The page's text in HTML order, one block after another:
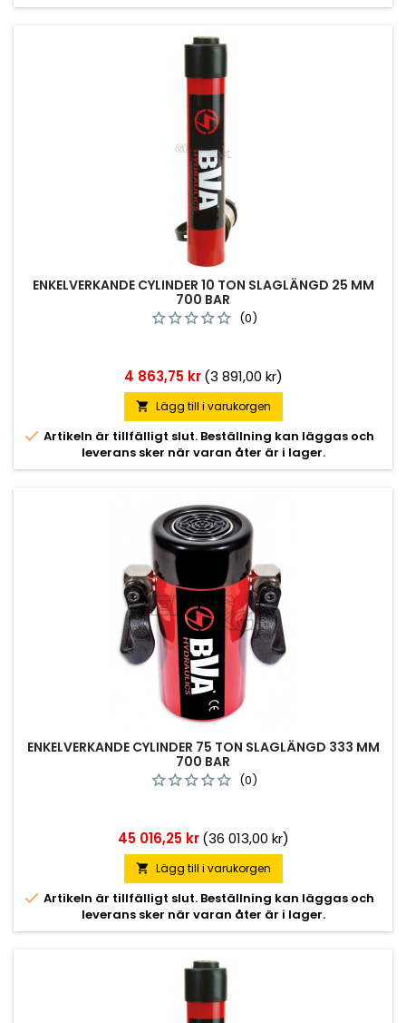
ENKELVERKANDE CYLINDER 10 TON SLAGLÄNGD 25 MM
700 BAR
(0)
Pris
4 863,75 kr (3 891,00 kr)
 Lägg till i varukorgen
 Artikeln är tillfälligt slut. Beställning kan läggas och
leverans sker när varan åter är i lager.
ENKELVERKANDE CYLINDER 75 TON SLAGLÄNGD 333 MM
700 BAR
(0)
Pris
45 016,25 kr (36 013,00 kr)
 Lägg till i varukorgen
 Artikeln är tillfälligt slut. Beställning kan läggas och
leverans sker när varan åter är i lager.